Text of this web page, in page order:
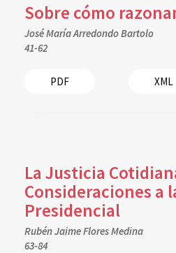
Sobre cómo
José María Arredondo Bartolo
41-62
PDF XML
La Justicia
Consideraciones a
Presidencial
Rubén Jaime Flores Medina
63-84